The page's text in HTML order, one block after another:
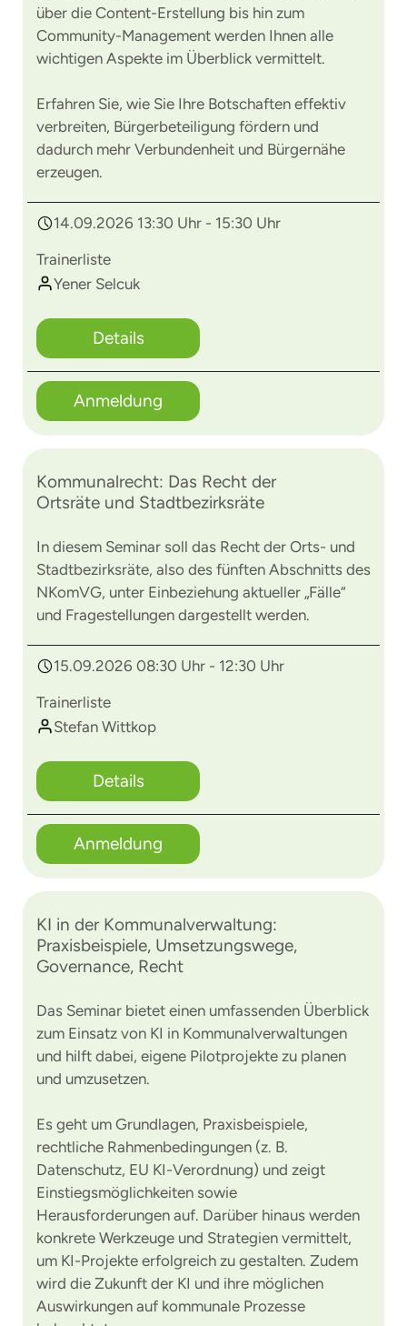
über die Content-Erstellung bis hin zum
Community-Management werden Ihnen alle
wichtigen Aspekte im Überblick vermittelt.
Erfahren Sie, wie Sie Ihre Botschaften effektiv
verbreiten, Bürgerbeteiligung fördern und
dadurch mehr Verbundenheit und Bürgernähe
erzeugen.
14.09.2026 13:30 Uhr - 15:30 Uhr
Trainerliste
Yener Selcuk
Details
Anmeldung
Kommunalrecht: Das Recht der
Ortsräte und Stadtbezirksräte
In diesem Seminar soll das Recht der Orts- und
Stadtbezirksräte, also des fünften Abschnitts des
NKomVG, unter Einbeziehung aktueller „Fälle“
und Fragestellungen dargestellt werden.
15.09.2026 08:30 Uhr - 12:30 Uhr
Trainerliste
Stefan Wittkop
Details
Anmeldung
KI in der Kommunalverwaltung:
Praxisbeispiele, Umsetzungswege,
Governance, Recht
Das Seminar bietet einen umfassenden Überblick
zum Einsatz von KI in Kommunalverwaltungen
und hilft dabei, eigene Pilotprojekte zu planen
und umzusetzen.
Es geht um Grundlagen, Praxisbeispiele,
rechtliche Rahmenbedingungen (z. B.
Datenschutz, EU KI-Verordnung) und zeigt
Einstiegsmöglichkeiten sowie
Herausforderungen auf. Darüber hinaus werden
konkrete Werkzeuge und Strategien vermittelt,
um KI-Projekte erfolgreich zu gestalten. Zudem
wird die Zukunft der KI und ihre möglichen
Auswirkungen auf kommunale Prozesse